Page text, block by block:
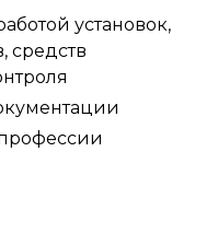
установок,
средств
профессии